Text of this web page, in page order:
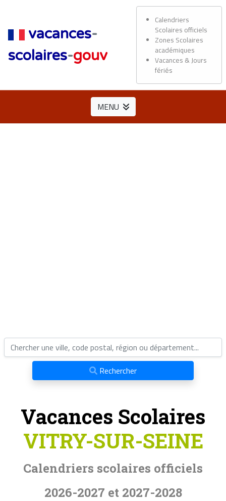
vacances-
scolaires-gouv
Calendriers
Scolaires officiels
Zones Scolaires
académiques
Vacances & Jours
fériés
MENU
Rechercher
Vacances Scolaires
VITRY-SUR-SEINE
Calendriers scolaires officiels
2026-2027 et 2027-2028